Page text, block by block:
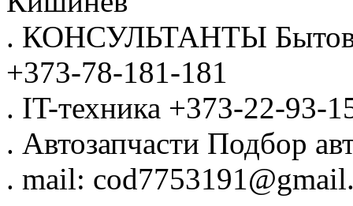
. КОНСУЛЬТАНТЫ
+373-78-181-181
. IT-техника +373-22-93-
. Автозапчасти Подбор
. mail: